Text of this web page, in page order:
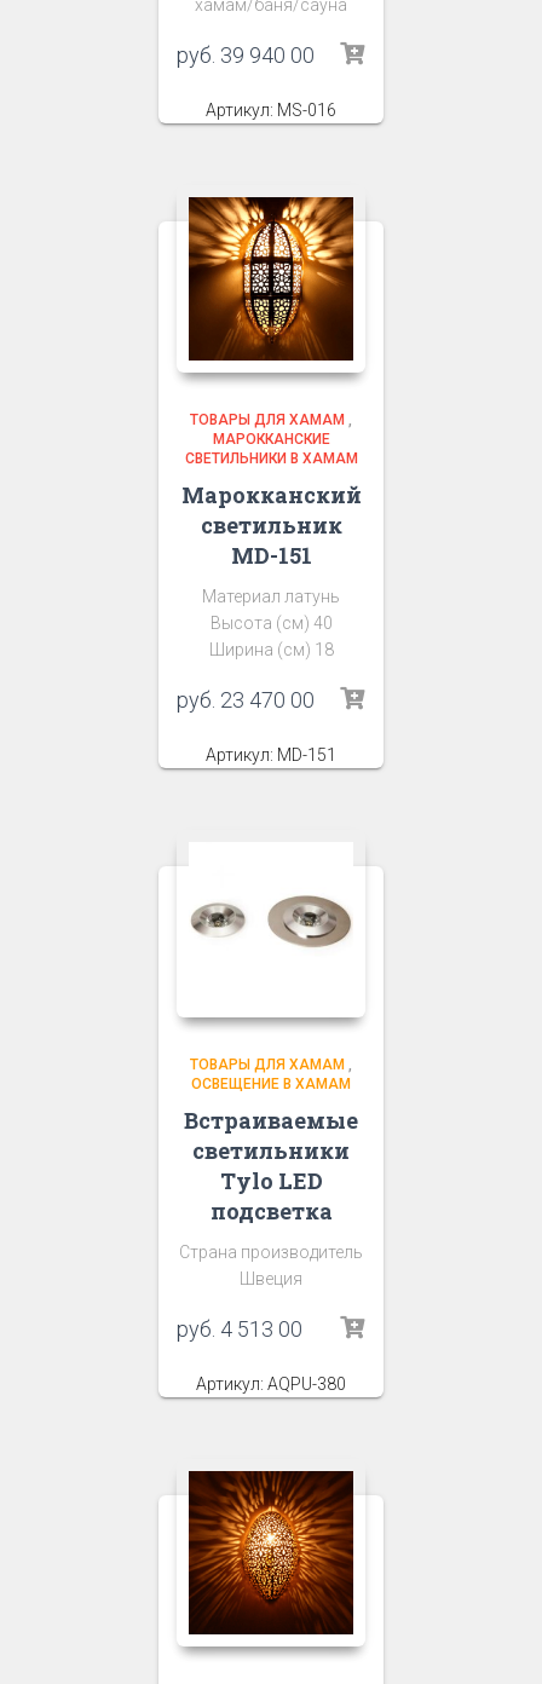
хамам/баня/сауна
руб. 39 940 00
Артикул: MS-016
ТОВАРЫ ДЛЯ ХАМАМ ,
МАРОККАНСКИЕ
СВЕТИЛЬНИКИ В ХАМАМ
Марокканский
светильник
MD-151
Материал латунь
Высота (см) 40
Ширина (см) 18
руб. 23 470 00
Артикул: MD-151
ТОВАРЫ ДЛЯ ХАМАМ ,
ОСВЕЩЕНИЕ В ХАМАМ
Встраиваемые
светильники
Tylo LED
подсветка
Страна производитель
Швеция
руб. 4 513 00
Артикул: AQPU-380